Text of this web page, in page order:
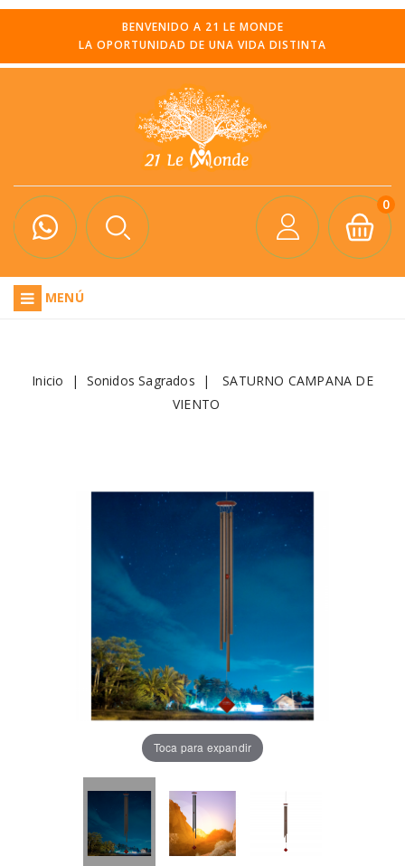
BENVENIDO A 21 LE MONDE
LA OPORTUNIDAD DE UNA VIDA DISTINTA
0
MENÚ
Inicio Sonidos Sagrados
SATURNO CAMPANA DE
VIENTO
Toca para expandir